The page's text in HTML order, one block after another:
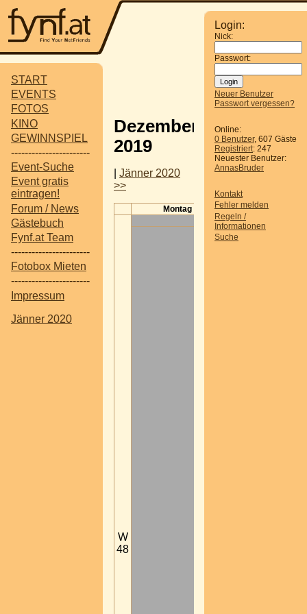
START
EVENTS
FOTOS
KINO
GEWINNSPIEL
-----------------------
Event-Suche
Event gratis
eintragen!
Forum / News
Gästebuch
Fynf.at Team
-----------------------
Fotobox Mieten
-----------------------
Impressum
Jänner 2020
Login:
Nick:
Passwort:
Neuer Benutzer
Passwort vergessen?
Online:
0 Benutzer, 607 Gäste
Registriert: 247
Neuester Benutzer:
AnnasBruder
Kontakt
Fehler melden
Regeln /
Informationen
Suche
Dezember
2019
Jänner 2020
>>
Montag Dienstag
W
48